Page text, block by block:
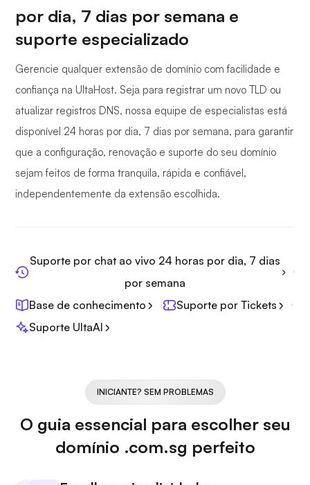
por dia, 7 dias por semana e
suporte especializado
Gerencie qualquer extensão de domínio com facilidade e
confiança na UltaHost. Seja para registrar um novo TLD ou
atualizar registros DNS, nossa equipe de especialistas está
disponível 24 horas por dia, 7 dias por semana, para garantir
que a configuração, renovação e suporte do seu domínio
sejam feitos de forma tranquila, rápida e confiável,
independentemente da extensão escolhida.
Suporte por chat ao vivo 24 horas por dia, 7 dias
por semana
Base de conhecimento
Suporte por Tickets
Suporte UltaAI
INICIANTE? SEM PROBLEMAS
O guia essencial para escolher seu
domínio .com.sg perfeito